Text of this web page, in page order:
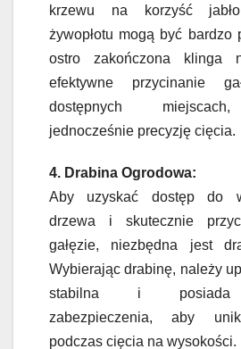
krzewu na korzyść
żywopłotu mogą być bardzo
ostro zakończona klinga
efektywne przycinanie
dostępnych
jednocześnie precyzję cięcia.
4. Drabina Ogrodowa:
Aby uzyskać dostęp do
drzewa i skutecznie
gałęzie, niezbędna jest
Wybierając drabinę, należy
stabilna i posiada
zabezpieczenia, aby
podczas cięcia na wysokości.